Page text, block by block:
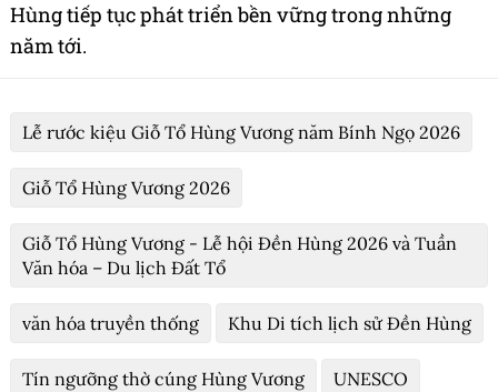
Hùng tiếp tục phát triển bền vững trong những
năm tới.
Lễ rước kiệu Giỗ Tổ Hùng Vương năm Bính Ngọ 2026
Giỗ Tổ Hùng Vương 2026
Giỗ Tổ Hùng Vương - Lễ hội Đền Hùng 2026 và Tuần
Văn hóa – Du lịch Đất Tổ
văn hóa truyền thống Khu Di tích lịch sử Đền Hùng
Tín ngưỡng thờ cúng Hùng Vương UNESCO